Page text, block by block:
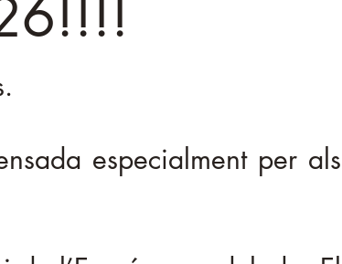
especialment per als